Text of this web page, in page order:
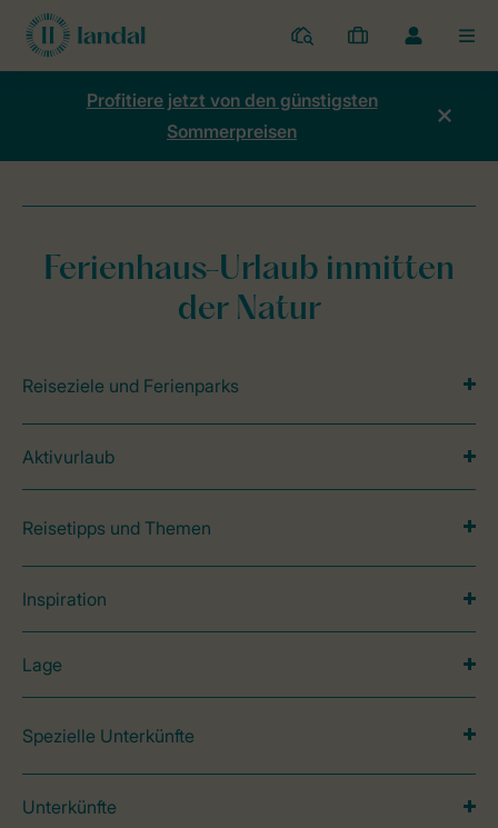
Ferienparks
Meine
Buchungen
Dropdown-
Menü
Kontos
Profitiere jetzt von den günstigsten
Sommerpreisen
Ferienhaus-Urlaub inmitten
der Natur
Reiseziele und Ferienparks
Aktivurlaub
Reisetipps und Themen
Inspiration
Lage
Spezielle Unterkünfte
Unterkünfte